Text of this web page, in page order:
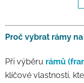
Proč vybrat rámy
Při výběru rámů
klíčové vlastnosti,